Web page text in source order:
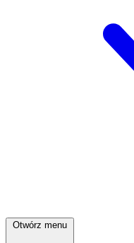
Otwórz menu